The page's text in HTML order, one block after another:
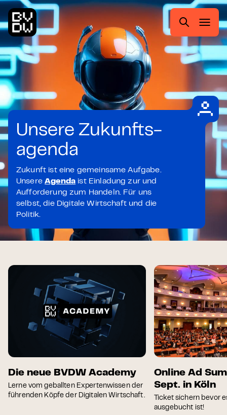
Zum
Hauptmenü
springen
Zur
Suche
springen
Zum
Inhalt
springen
Zum
Footer
springen
Suchen
nach:
Unsere Zukunfts-
agenda
Zukunft ist eine gemeinsame Aufgabe.
UnsereAgenda ist Einladung zur und
Aufforderung zum Handeln. Für uns
selbst, die Digitale Wirtschaft und die
Politik.
Die neue BVDW Academy
Lerne vom geballten Expertenwissen der
führenden Köpfe der Digitalen Wirtschaft.
Online Ad
Sept. in Köln
Ticket sichern bevor
ausgebucht ist!